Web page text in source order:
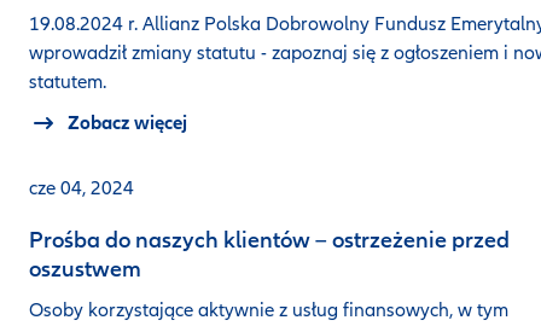
19.08.2024 r. Allianz Polska Dobrowolny Fundusz
wprowadził zmiany statutu - zapoznaj się z ogłoszeniem i
statutem.
Zobacz więcej
cze 04, 2024
Prośba do naszych klientów – ostrzeżenie przed
oszustwem
Osoby korzystające aktywnie z usług finansowych, w tym